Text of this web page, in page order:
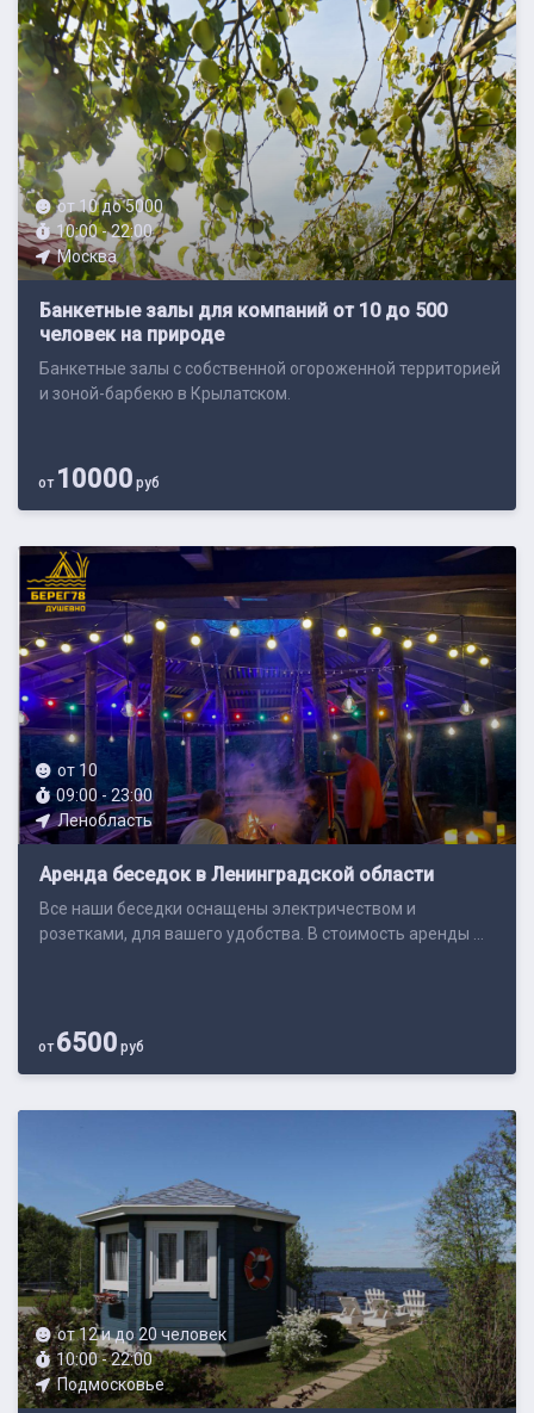
от 10 до 5000
10:00 - 22:00
Москва
Банкетные залы для компаний от 10 до 500
человек на природе
Банкетные залы с собственной огороженной территорией
и зоной-барбекю в Крылатском.
от 10000 руб
от 10
09:00 - 23:00
Ленобласть
Аренда беседок в Ленинградской области
Все наши беседки оснащены электричеством и
розетками, для вашего удобства. В стоимость аренды ...
от6500 руб
от 12 и до 20 человек
10:00 - 22:00
Подмосковье